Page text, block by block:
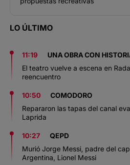
LO ÚLTIMO
11:19
UNA OBRA CON
El teatro vuelve a escena en
reencuentro
10:50
COMODORO
Repararon las tapas del canal
Laprida
10:27
QEPD
Murió Jorge Messi, padre del
Argentina, Lionel Messi